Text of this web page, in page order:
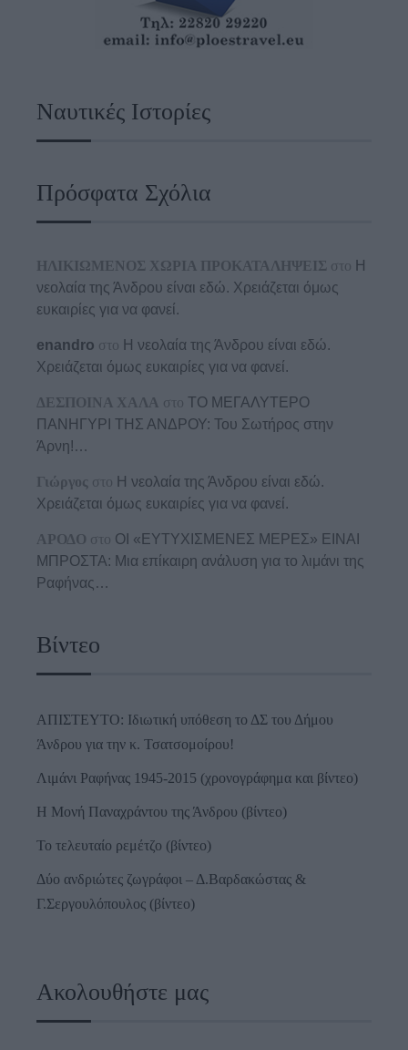
Ναυτικές Ιστορίες
Πρόσφατα Σχόλια
ΗΛΙΚΙΩΜΕΝΟΣ ΧΩΡΙΑ ΠΡΟΚΑΤΑΛΗΨΕΙΣ στο Η
νεολαία της Άνδρου είναι εδώ. Χρειάζεται όμως
ευκαιρίες για να φανεί.
enandro στο Η νεολαία της Άνδρου είναι εδώ.
Χρειάζεται όμως ευκαιρίες για να φανεί.
ΔΕΣΠΟΙΝΑ ΧΑΛΑ στο ΤΟ ΜΕΓΑΛΥΤΕΡΟ
ΠΑΝΗΓΥΡΙ ΤΗΣ ΑΝΔΡΟΥ: Του Σωτήρος στην
Άρνη!…
Γιώργος στο Η νεολαία της Άνδρου είναι εδώ.
Χρειάζεται όμως ευκαιρίες για να φανεί.
ΑΡΟΔΟ στο ΟΙ «ΕΥΤΥΧΙΣΜΕΝΕΣ ΜΕΡΕΣ» ΕΙΝΑΙ
ΜΠΡΟΣΤΑ: Μια επίκαιρη ανάλυση για το λιμάνι της
Ραφήνας…
Βίντεο
ΑΠΙΣΤΕΥΤΟ: Ιδιωτική υπόθεση το ΔΣ του Δήμου
Άνδρου για την κ. Τσατσομοίρου!
Λιμάνι Ραφήνας 1945-2015 (χρονογράφημα και βίντεο)
Η Μονή Παναχράντου της Άνδρου (βίντεο)
Το τελευταίο ρεμέτζο (βίντεο)
Δύο ανδριώτες ζωγράφοι – Δ.Βαρδακώστας &
Γ.Σεργουλόπουλος (βίντεο)
Ακολουθήστε μας